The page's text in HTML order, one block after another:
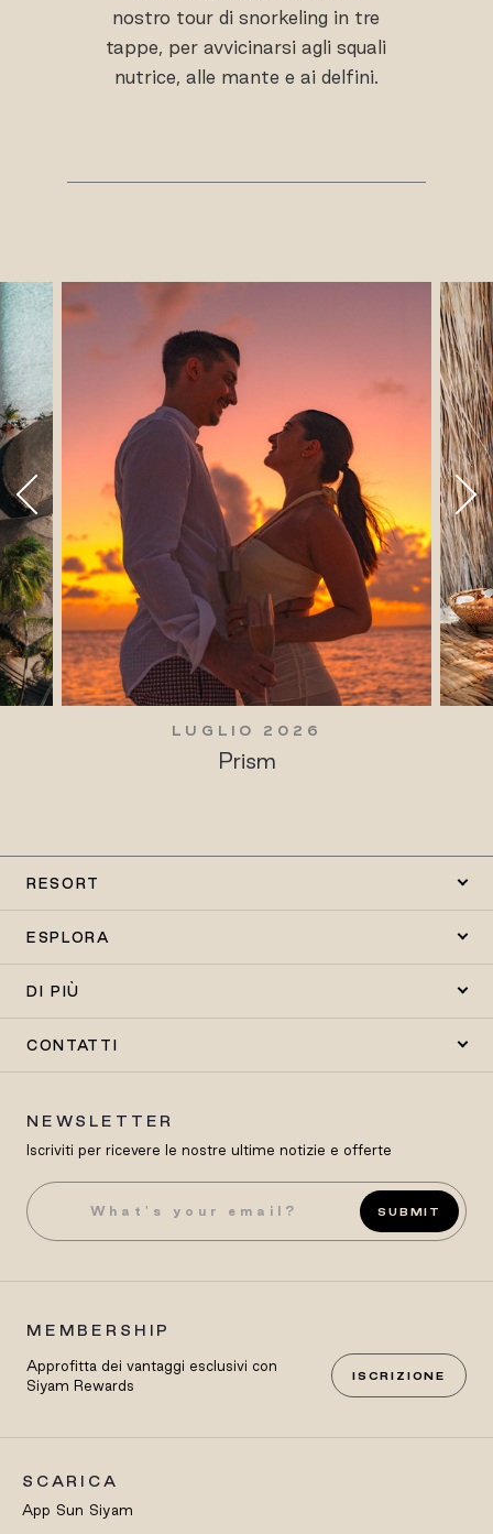
nostro tour di snorkeling in tre
tappe, per avvicinarsi agli squali
nutrice, alle mante e ai delfini.
LUGLIO 2026
Prism
RESORT
ESPLORA
DI PIÙ
CONTATTI
NEWSLETTER
Iscriviti per ricevere le nostre ultime notizie e offerte
SUBMIT
MEMBERSHIP
Approfitta dei vantaggi esclusivi con
Siyam Rewards
ISCRIZIONE
SCARICA
App Sun Siyam